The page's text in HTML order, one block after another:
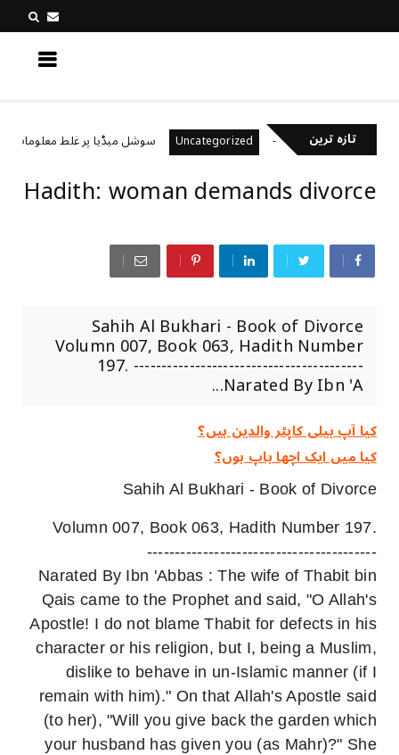
تازہ ترین
رکھتے ہیں؟ Uncategorized سوشل میڈیا پر غلط معلومات کیسے
Hadith: woman demands divorce
Sahih Al Bukhari - Book of Divorce
Volumn 007, Book 063, Hadith Number
197. -----------------------------------------
Narated By Ibn 'A...
کیا آپ ہیلی کاپٹر والدین ہیں؟
کیا میں ایک اچھا باپ ہوں؟
Sahih Al Bukhari - Book of Divorce
Volumn 007, Book 063, Hadith Number 197.
-----------------------------------------
Narated By Ibn 'Abbas : The wife of Thabit bin
Qais came to the Prophet and said, "O Allah's
Apostle! I do not blame Thabit for defects in his
character or his religion, but I, being a Muslim,
dislike to behave in un-Islamic manner (if I
remain with him)." On that Allah's Apostle said
(to her), "Will you give back the garden which
your husband has given you (as Mahr)?" She